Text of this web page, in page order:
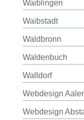
Waiblingen
Waibstadt
Waldbronn
Waldenbuch
Walldorf
Webdesign
Webdesign